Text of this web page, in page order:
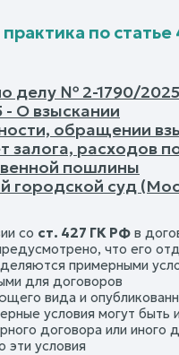
по статье
делу № 2-1790/
- О взыскании
обращении
залога, расходов
пошлины
городской суд
со ст. 427 ГК РФ в
что его
примерными
для договоров
вида и
условия могут быть
договора или иного
условия